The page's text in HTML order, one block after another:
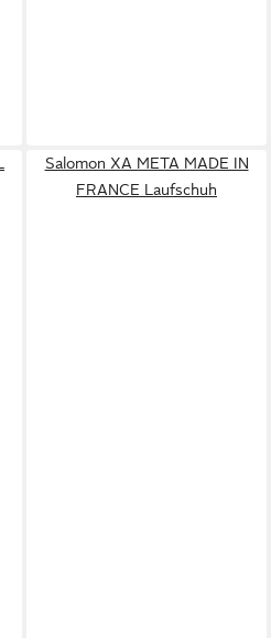
Salomon XA META MADE IN
FRANCE Laufschuh